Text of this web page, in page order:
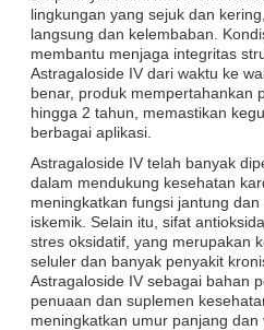
lingkungan yang sejuk dan
langsung dan kelembaban.
membantu menjaga integritas
Astragaloside IV dari waktu ke
benar, produk mempertahankan
hingga 2 tahun, memastikan
berbagai aplikasi.
Astragaloside IV telah banyak
dalam mendukung kesehatan
meningkatkan fungsi jantung
iskemik. Selain itu, sifat
stres oksidatif, yang merupakan
seluler dan banyak penyakit
Astragaloside IV sebagai bahan
penuaan dan suplemen
meningkatkan umur panjang dan